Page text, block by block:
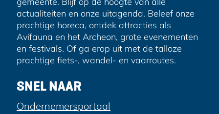
actualiteiten en onze uitagenda. Beleef onze
prachtige horeca, ontdek attracties als
Avifauna en het Archeon, grote evenementen
en festivals. Of ga erop uit met de talloze
prachtige fiets-, wandel- en vaarroutes.
SNEL NAAR
Ondernemersportaal